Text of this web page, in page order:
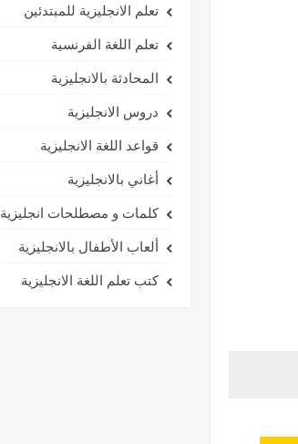
تعلم الانجليزية للمبتدئين
تعلم اللغة الفرنسية
المحادثة بالانجليزية
دروس الانجليزية
قواعد اللغة الانجليزية
أغاني بالانجليزية
كلمات و مصطلحات انجليزية
ألعاب الأطفال بالانجليزية
كتب تعلم اللغة الانجليزية